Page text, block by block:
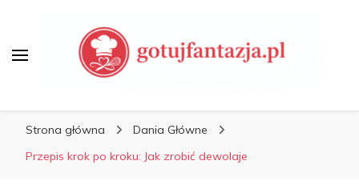
Gotować
Porady Kulinarne, Jak
Gotować
Strona główna
Dania Główne
Przepis krok po kroku: Jak zrobić dewolaje